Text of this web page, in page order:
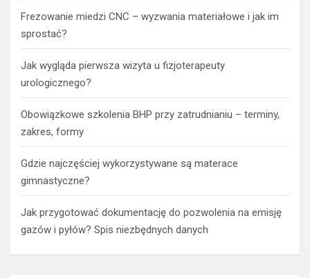
Frezowanie miedzi CNC – wyzwania materiałowe i jak im
sprostać?
Jak wygląda pierwsza wizyta u fizjoterapeuty
urologicznego?
Obowiązkowe szkolenia BHP przy zatrudnianiu – terminy,
zakres, formy
Gdzie najczęściej wykorzystywane są materace
gimnastyczne?
Jak przygotować dokumentację do pozwolenia na emisję
gazów i pyłów? Spis niezbędnych danych